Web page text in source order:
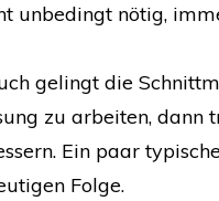
unbedingt nötig,
gelingt die
zu arbeiten,
Ein paar
Folge.